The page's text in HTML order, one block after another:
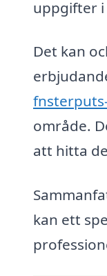
uppgifter
Det kan
område.
att hitta
kan ett